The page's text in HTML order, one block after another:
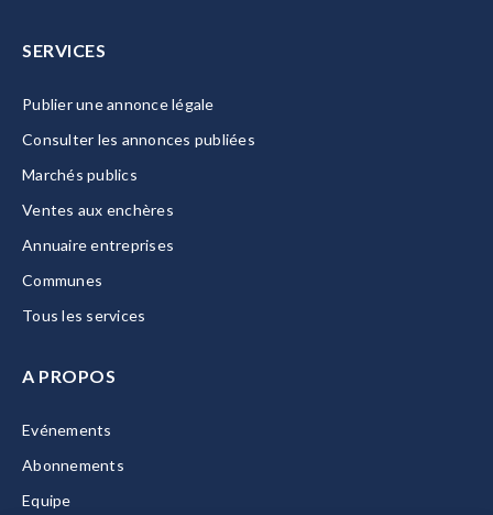
SERVICES
Publier une annonce légale
Consulter les annonces publiées
Marchés publics
Ventes aux enchères
Annuaire entreprises
Communes
Tous les services
A PROPOS
Evénements
Abonnements
Equipe